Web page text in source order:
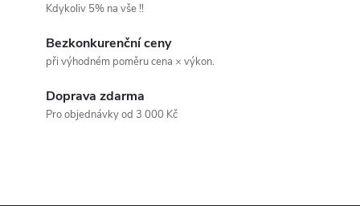
Kdykoliv 5% na vše !!
Bezkonkurenční ceny
při výhodném poměru cena × výkon.
Doprava zdarma
Pro objednávky od 3 000 Kč